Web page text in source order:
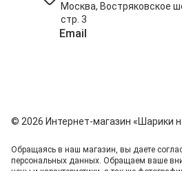
Москва, Востряковское
стр. 3
Email
© 2026 Интернет-магазин «Шарики
Обращаясь в наш магазин, вы даете
персональных данных. Oбращаем вaше